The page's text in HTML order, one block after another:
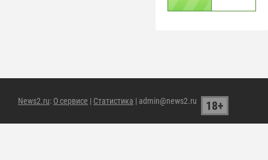
News2.ru: О сервисе | Статистика | admin@news2.ru 18+